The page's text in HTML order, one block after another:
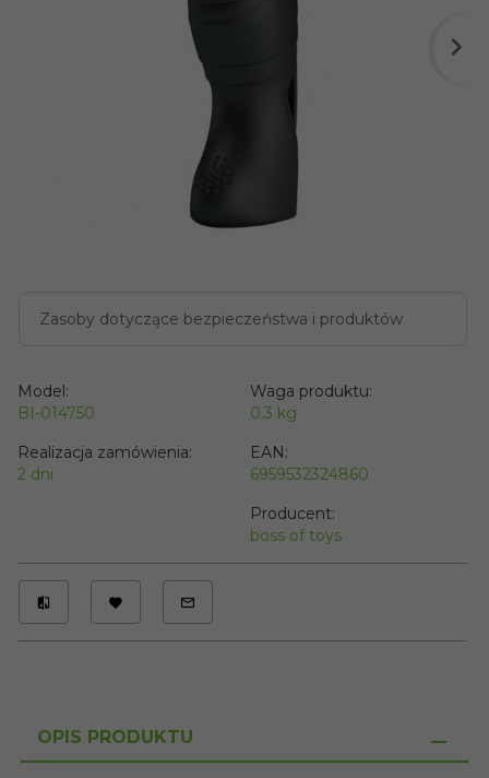
Zasoby dotyczące bezpieczeństwa i produktów
Model:
BI-014750
Waga produktu:
0.3 kg
Realizacja zamówienia:
2 dni
EAN:
6959532324860
Producent:
boss of toys
OPIS PRODUKTU